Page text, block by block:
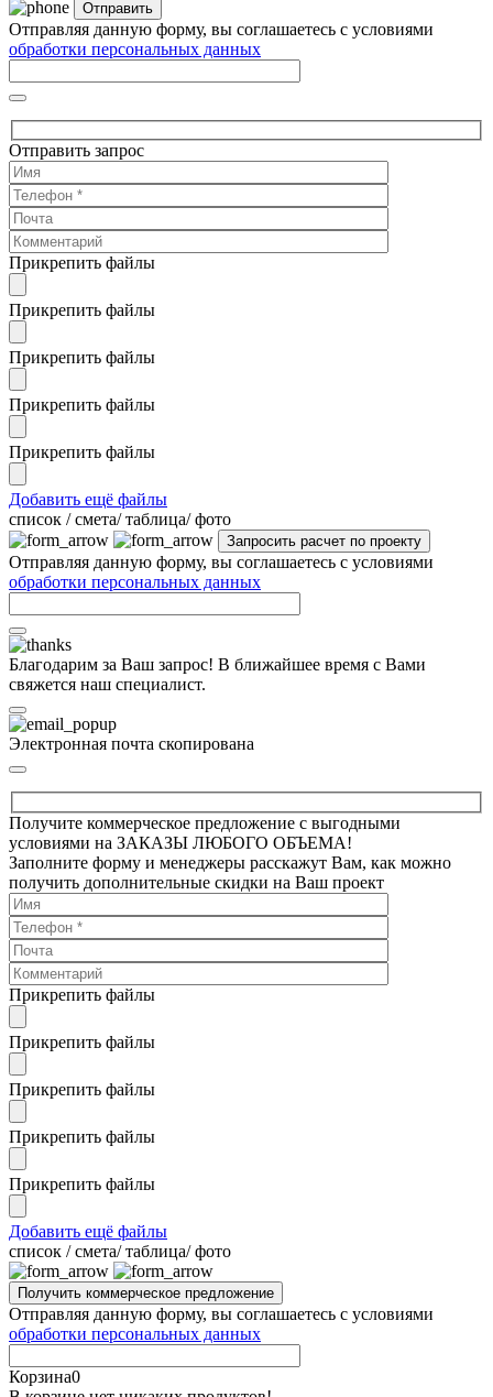
Отправляя данную форму, вы соглашаетесь с условиями
обработки персональных данных
Отправить запрос
Прикрепить файлы
Прикрепить файлы
Прикрепить файлы
Прикрепить файлы
Прикрепить файлы
Добавить ещё файлы
cписок / смета/ таблица/ фото
Отправляя данную форму, вы соглашаетесь с условиями
обработки персональных данных
Благодарим за Ваш запрос! В ближайшее время с Вами
свяжется наш специалист.
Электронная почта скопирована
Получите коммерческое предложение с выгодными
условиями на ЗАКАЗЫ ЛЮБОГО ОБЪЕМА!
Заполните форму и менеджеры расскажут Вам, как можно
получить дополнительные скидки на Ваш проект
Прикрепить файлы
Прикрепить файлы
Прикрепить файлы
Прикрепить файлы
Прикрепить файлы
Добавить ещё файлы
cписок / смета/ таблица/ фото
Отправляя данную форму, вы соглашаетесь с условиями
обработки персональных данных
Корзина0